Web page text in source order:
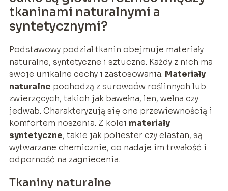
tkaninami naturalnymi a
syntetycznymi?
Podstawowy podział tkanin obejmuje materiały
naturalne, syntetyczne i sztuczne. Każdy z nich ma
swoje unikalne cechy i zastosowania. Materiały
naturalne pochodzą z surowców roślinnych lub
zwierzęcych, takich jak bawełna, len, wełna czy
jedwab. Charakteryzują się one przewiewnością i
komfortem noszenia. Z kolei materiały
syntetyczne, takie jak poliester czy elastan, są
wytwarzane chemicznie, co nadaje im trwałość i
odporność na zagniecenia.
Tkaniny naturalne